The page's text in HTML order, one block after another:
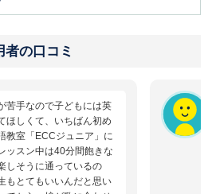
者の口コミ
苦手なので子どもには英
ほしくて、いちばん初め
教室「ECCジュニア」に
ッスン中は40分間飽きな
しそうに通っているの
もとてもいいんだと思い